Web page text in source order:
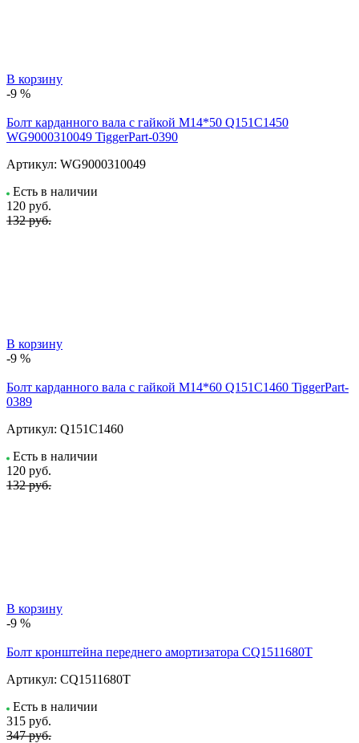
В корзину
-9 %
Болт карданного вала с гайкой М14*50 Q151C1450
WG9000310049 TiggerPart-0390
Артикул: WG9000310049
Есть в наличии
120 руб.
132 руб.
В корзину
-9 %
Болт карданного вала с гайкой М14*60 Q151C1460 TiggerPart-
0389
Артикул: Q151C1460
Есть в наличии
120 руб.
132 руб.
В корзину
-9 %
Болт кронштейна переднего амортизатора CQ1511680T
Артикул: CQ1511680T
Есть в наличии
315 руб.
347 руб.